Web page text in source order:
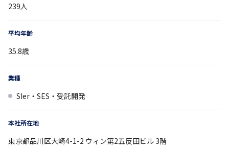
239人
平均年齢
35.8歳
業種
SIer・SES・受託開発
本社所在地
東京都品川区大崎4-1-2 ウィン第2五反田ビル 3階